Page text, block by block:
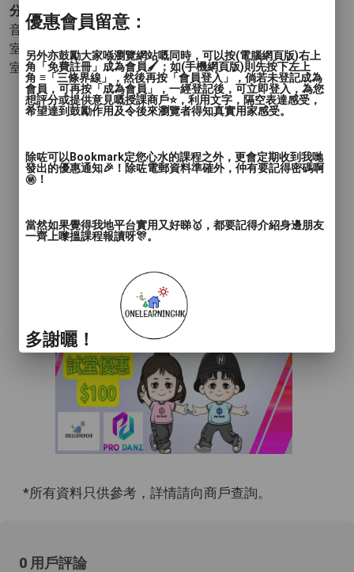
分類 :
音樂和表演 - 舞蹈- 韓流舞蹈 嘻哈舞
室內運動 - 健身- 重量訓練
室內運動 - 武術 - 泰拳 跆拳道
*所有資料只供參考，詳情請向商戶查詢。
0 用戶評論
優惠會員留意：
另外亦鼓勵大家喺瀏覽網站嘅同時，可以按(電腦網頁版)右上
角「免費註冊」成為會員🖌️；如(手機網頁版)則先按下左上
角 ≡「三條界線」，然後再按「會員登入」，倘若未登記成為
會員，可再按「成為會員」，一經登記後，可立即登入，為您
想評分或提供意見嘅授課商戶⭐️，利用文字，隔空表達感受，
希望達到鼓勵作用及令後來瀏覽者得知真實用家感受。
除咗可以Bookmark定您心水的課程之外，更會定期收到我哋
發出的優惠通知🎉！除咗電郵資料準確外，仲有要記得密碼啊
㊙️！
當然如果覺得我地平台實用又好睇🥇，都要記得介紹身邊朋友
一齊上嚟搵課程報讀呀🎊。
多謝曬！